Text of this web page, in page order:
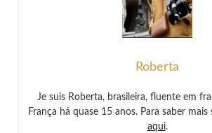
Roberta
Je suis Roberta, brasileira, fluente em
França há quase 15 anos. Para saber mais
aqui.